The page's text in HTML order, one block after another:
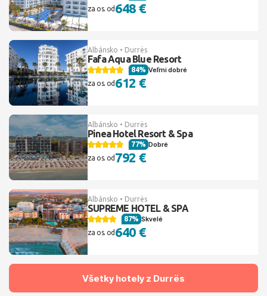
za os. od 648 €
Albánsko • Durrës
Fafa Aqua Blue Resort
Veľmi dobré
84%
za os. od 612 €
Albánsko • Durrës
Pinea Hotel Resort & Spa
Dobré
77%
za os. od 792 €
Albánsko • Durrës
SUPREME HOTEL & SPA
Skvelé
87%
za os. od 640 €
Všetky hotely z Durrës